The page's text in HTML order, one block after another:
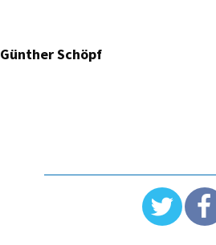
Günther Schöpf